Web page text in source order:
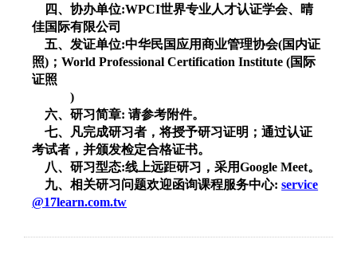
四、协办单位:WPCI世界专业人才认证学会、晴
佳国际有限公司
五、发证单位:中华民国应用商业管理协会(国内证
照) ；World Professional Certification Institute (国际
证照
)
六、研习简章:请参考附件。
七、凡完成研习者，将授予研习证明；通过认证
考试者，并颁发检定合格证书。
八、研习型态:线上远距研习，采用Google Meet。
九、相关研习问题欢迎函询课程服务中心:service
@17learn.com.tw